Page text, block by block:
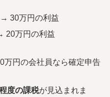
30万円の利益
20万円の利益
万円の会社員なら確定申告
度の課税が見込まれま